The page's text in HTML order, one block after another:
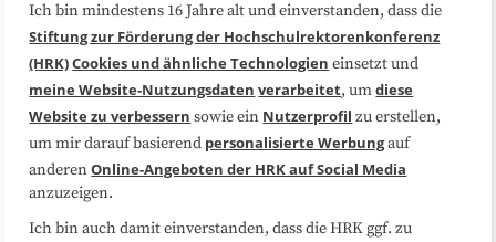
Über uns FAQ
Medienarbeit Kooperationen
Datenschutzerklärung Impressum
Sitemap
Ich bin mindestens 16 Jahre alt und einverstanden, dass die
Stiftung zur Förderung der Hochschulrektorenkonferenz
(HRK)Cookies und ähnliche Technologien einsetzt und
meine Website-Nutzungsdaten verarbeitet, umdiese
Website zu verbessern sowie ein Nutzerprofil zu erstellen,
um mir darauf basierend personalisierte Werbungauf
anderenOnline-Angeboten der HRK auf Social Media
anzuzeigen.
Ich bin auch damit einverstanden, dass die HRK ggf. zu